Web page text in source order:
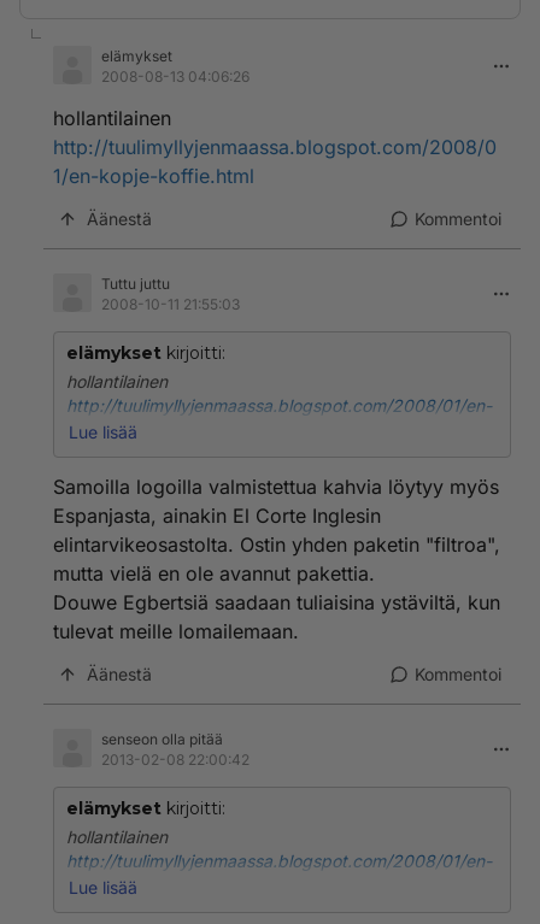
elämykset
2008-08-13 04:06:26
hollantilainen
http://tuulimyllyjenmaassa.blogspot.com/2008/0
1/en-kopje-koffie.html
Äänestä Kommentoi
Tuttu juttu
2008-10-11 21:55:03
elämykset kirjoitti:
hollantilainen
http://tuulimyllyjenmaassa.blogspot.com/2008/01/en-
kopje-koffie.html
Lue lisää
Samoilla logoilla valmistettua kahvia löytyy myös
Espanjasta, ainakin El Corte Inglesin
elintarvikeosastolta. Ostin yhden paketin "filtroa",
mutta vielä en ole avannut pakettia.
Douwe Egbertsiä saadaan tuliaisina ystäviltä, kun
tulevat meille lomailemaan.
Äänestä Kommentoi
senseon olla pitää
2013-02-08 22:00:42
elämykset kirjoitti:
hollantilainen
http://tuulimyllyjenmaassa.blogspot.com/2008/01/en-
kopje-koffie.html
Lue lisää